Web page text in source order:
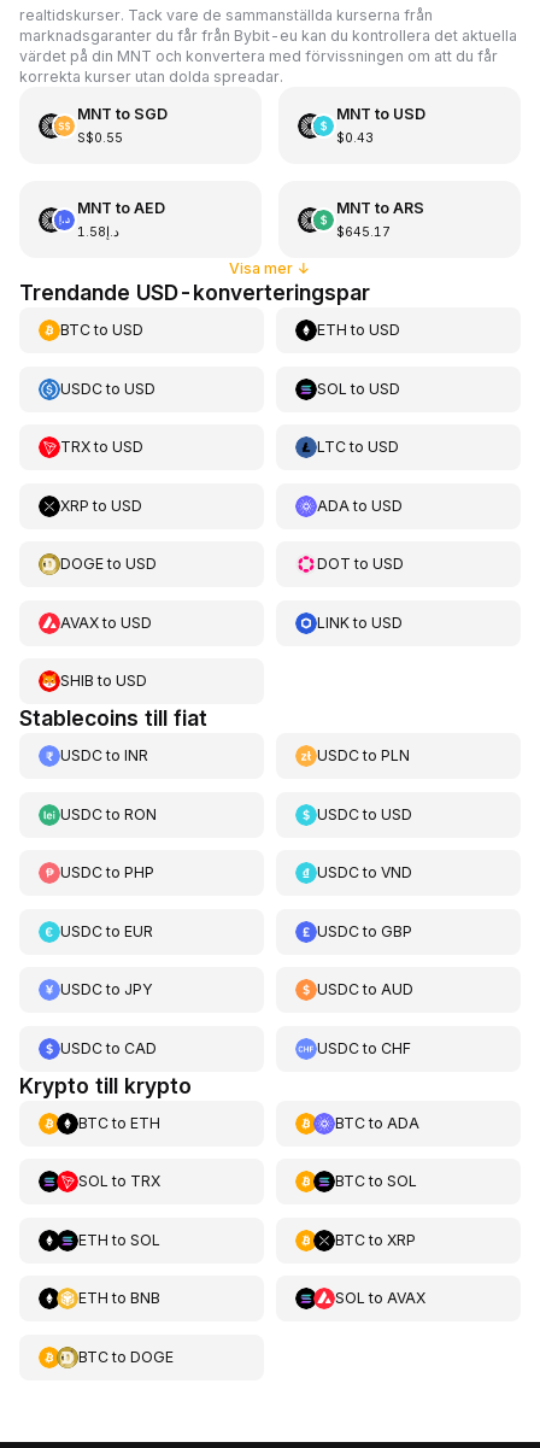
realtidskurser. Tack vare de sammanställda kurserna från
marknadsgaranter du får från Bybit-eu kan du kontrollera det aktuella
värdet på din MNT och konvertera med förvissningen om att du får
korrekta kurser utan dolda spreadar.
MNT to SGD
S$0.55
MNT to USD
$0.43
MNT to AED
د.إ1.58
MNT to ARS
$645.17
Visa mer ↓
Trendande USD-konverteringspar
BTCto USD ETH toUSD
USDCto USD SOL toUSD
TRXto USD LTCtoUSD
XRP to USD ADA toUSD
DOGEto USD DOT toUSD
AVAXto USD LINKtoUSD
SHIB to USD
Stablecoins till fiat
USDCto INR USDCtoPLN
USDCto RON USDCtoUSD
USDCto PHP USDCtoVND
USDCto EUR USDCtoGBP
USDCto JPY USDCtoAUD
USDCto CAD USDCtoCHF
Krypto till krypto
BTCto ETH BTCto ADA
SOL to TRX BTCto SOL
ETH to SOL BTCto XRP
ETH to BNB SOL to AVAX
BTCto DOGE